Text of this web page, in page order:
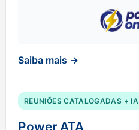
Saiba mais →
REUNIÕES CATALOGADAS + IA
Power ATA